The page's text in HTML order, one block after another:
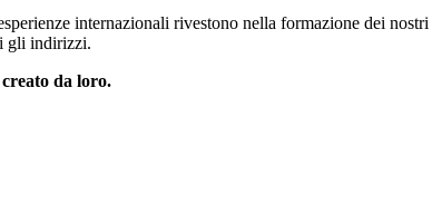
internazionali rivestono nella formazione dei
gli indirizzi.
da loro.